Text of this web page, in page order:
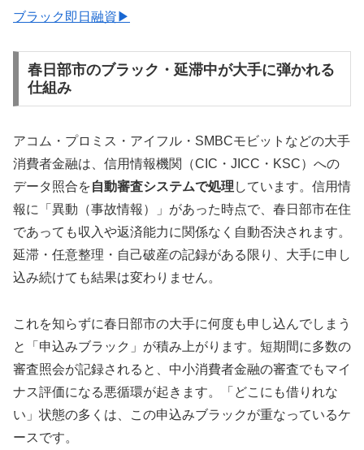
ブラック即日融資▶
春日部市のブラック・延滞中が大手に弾かれる
仕組み
アコム・プロミス・アイフル・SMBCモビットなどの大手
消費者金融は、信用情報機関（CIC・JICC・KSC）への
データ照合を自動審査システムで処理 しています。信用情
報に「異動（事故情報）」があった時点で、春日部市在住
であっても収入や返済能力に関係なく自動否決されます。
延滞・任意整理・自己破産の記録がある限り、大手に申し
込み続けても結果は変わりません。
これを知らずに春日部市の大手に何度も申し込んでしまう
と「申込みブラック」が積み上がります。短期間に多数の
審査照会が記録されると、中小消費者金融の審査でもマイ
ナス評価になる悪循環が起きます。「どこにも借りれな
い」状態の多くは、この申込みブラックが重なっているケ
ースです。